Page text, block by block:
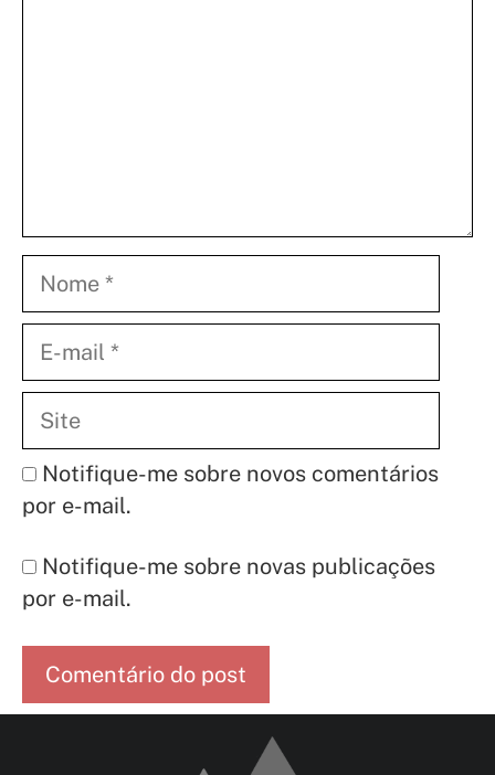
mail
Notifique-me sobre novos comentários
por e-mail.
Notifique-me sobre novas publicações
por e-mail.